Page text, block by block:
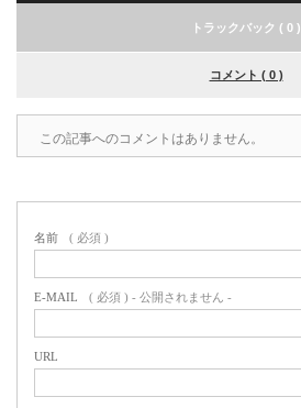
トラックバック ( 0 )
コメント ( 0 )
この記事へのコメントはありません。
名前 ( 必須 )
E-MAIL ( 必須 ) - 公開されません -
URL